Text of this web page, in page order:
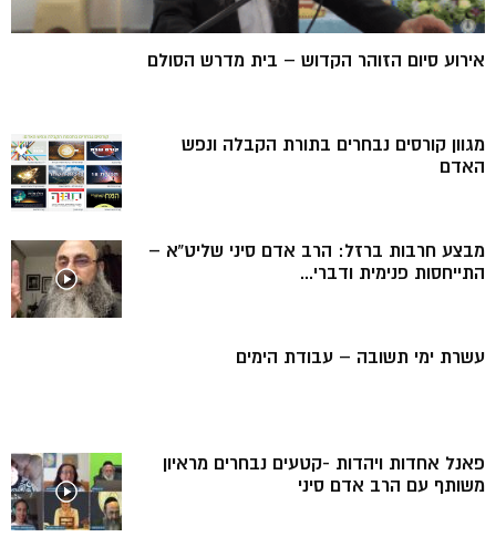
אירוע סיום הזוהר הקדוש – בית מדרש הסולם
מגוון קורסים נבחרים בתורת הקבלה ונפש
האדם
מבצע חרבות ברזל: הרב אדם סיני שליט”א –
התייחסות פנימית ודברי...
עשרת ימי תשובה – עבודת הימים
פאנל אחדות ויהדות -קטעים נבחרים מראיון
משותף עם הרב אדם סיני